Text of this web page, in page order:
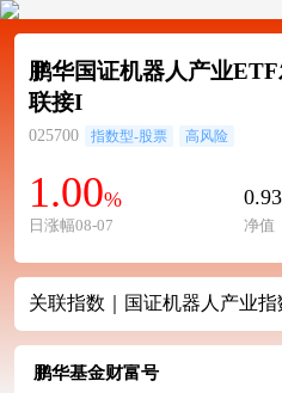
鹏华国证机器人产业
联接I
025700 指数型-股票 高风险
1.00%
日涨幅08-07 净值
关联指数｜国证机器人产业指
鹏华基金财富号